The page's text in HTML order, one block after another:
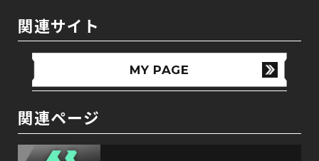
関連サイト
MY PAGE
関連ページ